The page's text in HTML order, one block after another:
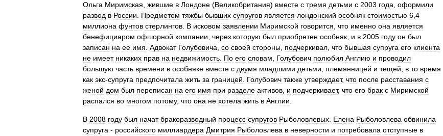
Ольга Миримская жившие в Лондоне (Великобритания) вместе с тремя детьми с 2003 года оформили
развод в России Предметом тяжбы бывших супругов является лондонский особняк стоимостью 6 4
миллиона фунтов стерлингов В исковом заявлении Миримской говорится что именно она является
бенефициаром офшорной компании через которую был приобретен особняк и в 2005 году он был
записан на ее имя Адвокат Голубовича со своей стороны подчеркивал что бывшая супруга его клиента
не имеет никаких прав на недвижимость По его словам Голубович полюбил Англию и проводил
большую часть времени в особняке вместе с двумя младшими детьми племянницей и тещей в то время
как экс-супруга предпочитала жить за границей Голубович также утверждает, что после расставания с
женой дом был переписан на его имя при разделе активов и подчеркивает, что его брак с Миримской
распался во многом потому, что она не хотела жить в Англии
В 2008 году был начат бракоразводный процесс супругов Рыболовлевых Елена Рыболовлева обвинила
супруга - российского миллиардера Дмитрия Рыболовлева в неверности и потребовала отступные в